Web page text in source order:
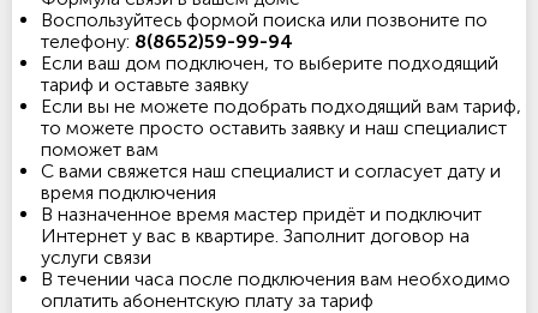
Воспользуйтесь формой поиска или позвоните по
телефону: 8(8652)59-99-94
Если ваш дом подключен, то выберите подходящий
тариф и оставьте заявку
Если вы не можете подобрать подходящий вам тариф,
то можете просто оставить заявку и наш специалист
поможет вам
С вами свяжется наш специалист и согласует дату и
время подключения
В назначенное время мастер придёт и подключит
Интернет у вас в квартире. Заполнит договор на
услуги связи
В течении часа после подключения вам необходимо
оплатить абонентскую плату за тариф